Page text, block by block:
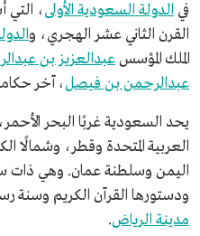
في الدولة السعودية الأولى، التي
القرن الثاني عشر الهجري، و
الملك المؤسسعبدالعزيز بن
عبدالرحمن بن فيصل، آخر حكامها عام
يحد السعودية غربًا البحر
العربية المتحدة وقطر، وشمالًا
اليمن وسلطنة عمان. وهي ذات
ودستورها القرآن الكريم وسنة
مدينة الرياض.